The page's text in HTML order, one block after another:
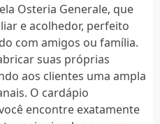
Osteria Generale, que
e acolhedor, perfeito
com amigos ou família.
suas próprias
aos clientes uma ampla
O cardápio
encontre exatamente